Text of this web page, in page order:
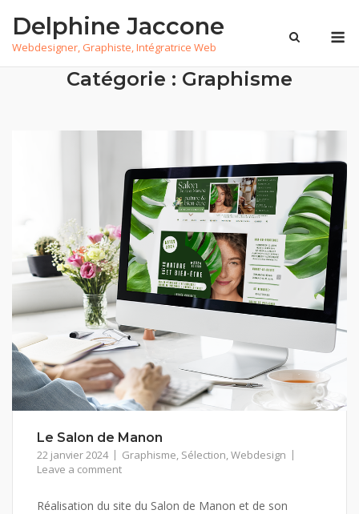
content
Delphine Jaccone
Webdesigner, Graphiste, Intégratrice Web
Catégorie : Graphisme
Le Salon de Manon
22 janvier 2024 Graphisme Sélection Webdesign
Leave a comment
Réalisation du site du Salon de Manon et de son